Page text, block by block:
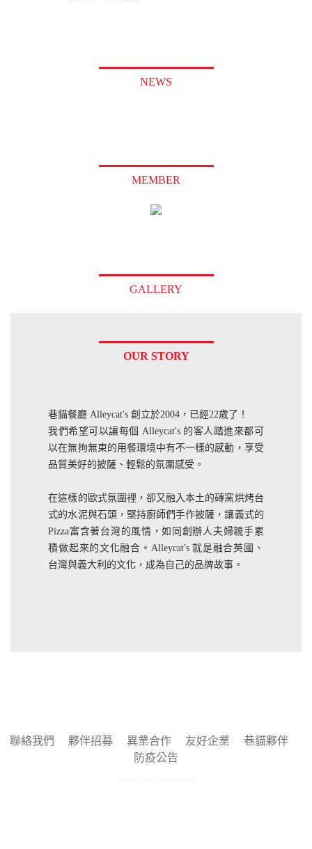
NEWS
MEMBER
GALLERY
OUR STORY
巷貓餐廳 Alleycat's 創立於2004，已經22歲了！
我們希望可以讓每個 Alleycat's 的客人踏進來都可
以在無拘無束的用餐環境中有不一樣的感動，享受
品質美好的披薩、輕鬆的氛圍感受。
在這樣的歐式氛圍裡，卻又融入本土的磚窯烘烤台
式的水泥與石頭，堅持廚師們手作披薩，讓義式的
Pizza富含著台灣的風情，如同創辦人夫婦親手累
積做起來的文化融合。Alleycat's 就是融合英國、
台灣與義大利的文化，成為自己的品牌故事。
聯絡我們 夥伴招募 異業合作 友好企業
巷貓夥伴
防疫公告